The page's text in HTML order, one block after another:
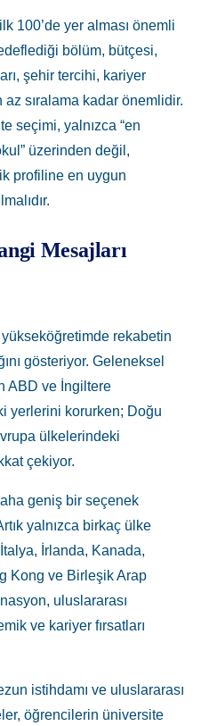
100’de yer alması önemli
bölüm, bütçesi,
şehir tercihi, kariyer
sıralama kadar önemlidir.
seçimi, yalnızca “en
üzerinden değil,
profiline en uygun
Mesajları
rekabetin
gösteriyor. Geleneksel
ABD ve İngiltere
yerlerini korurken; Doğu
ülkelerindeki
çekiyor.
geniş bir seçenek
yalnızca birkaç ülke
İrlanda, Kanada,
Kong ve Birleşik Arap
uluslararası
ve kariyer fırsatları
istihdamı ve uluslararası
öğrencilerin üniversite